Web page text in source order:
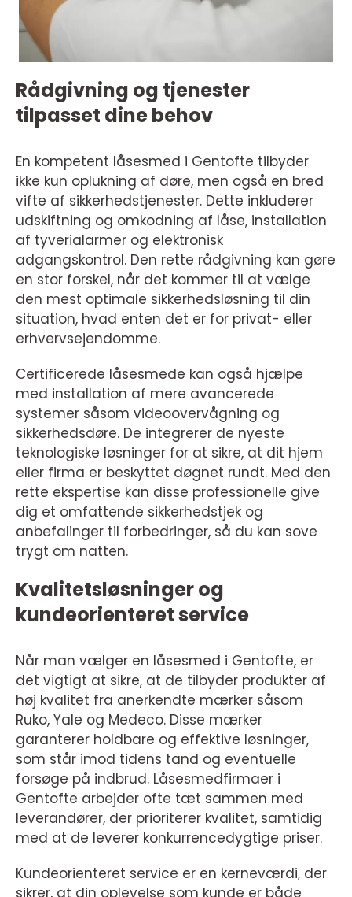
Rådgivning og tjenester
tilpasset dine behov
En kompetent låsesmed i Gentofte tilbyder
ikke kun oplukning af døre, men også en bred
vifte af sikkerhedstjenester. Dette inkluderer
udskiftning og omkodning af låse, installation
af tyverialarmer og elektronisk
adgangskontrol. Den rette rådgivning kan gøre
en stor forskel, når det kommer til at vælge
den mest optimale sikkerhedsløsning til din
situation, hvad enten det er for privat- eller
erhvervsejendomme.
Certificerede låsesmede kan også hjælpe
med installation af mere avancerede
systemer såsom videoovervågning og
sikkerhedsdøre. De integrerer de nyeste
teknologiske løsninger for at sikre, at dit hjem
eller firma er beskyttet døgnet rundt. Med den
rette ekspertise kan disse professionelle give
dig et omfattende sikkerhedstjek og
anbefalinger til forbedringer, så du kan sove
trygt om natten.
Kvalitetsløsninger og
kundeorienteret service
Når man vælger en låsesmed i Gentofte, er
det vigtigt at sikre, at de tilbyder produkter af
høj kvalitet fra anerkendte mærker såsom
Ruko, Yale og Medeco. Disse mærker
garanterer holdbare og effektive løsninger,
som står imod tidens tand og eventuelle
forsøge på indbrud. Låsesmedfirmaer i
Gentofte arbejder ofte tæt sammen med
leverandører, der prioriterer kvalitet, samtidig
med at de leverer konkurrencedygtige priser.
Kundeorienteret service er en kerneværdi, der
sikrer, at din oplevelse som kunde er både